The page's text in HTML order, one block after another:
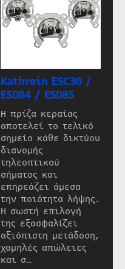
Kathrein ESC30 /
ESD84 / ESD85
Η πρίζα κεραίας
αποτελεί το τελικό
σημείο κάθε δικτύου
διανομής
τηλεοπτικού
σήματος και
επηρεάζει άμεσα
την ποιότητα λήψης.
Η σωστή επιλογή
της εξασφαλίζει
αξιόπιστη μετάδοση,
χαμηλές απώλειες
και σ…